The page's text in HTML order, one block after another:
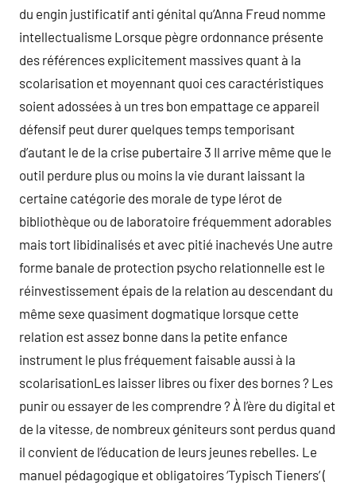
du engin justificatif anti génital qu’Anna Freud nomme
intellec­tualisme Lorsque pègre ordonnance présente
des références explicitement massives quant à la
scolarisation et moyennant quoi ces caractéristiques
soient adossées à un tres bon empattage ce appareil
défensif peut durer quelques temps temporisant
d’autant le de la crise pubertaire 3 Il arrive même que le
outil perdure plus ou moins la vie durant laissant la
certaine catégorie des morale de type lérot de
bibliothèque ou de laboratoire fréquemment adorables
mais tort libidinalisés et avec pitié inachevés Une autre
forme banale de protection psycho relationnelle est le
réinvestissement épais de la relation au descendant du
même sexe quasiment dogmatique lorsque cette
relation est assez bonne dans la petite enfance
instrument le plus fréquement faisable aussi à la
scolarisationLes laisser libres ou fixer des bornes ? Les
punir ou essayer de les comprendre ? À l’ère du digital et
de la vitesse, de nombreux géniteurs sont perdus quand
il convient de l’éducation de leurs jeunes rebelles. Le
manuel pédagogique et obligatoires ‘Typisch Tieners’ (